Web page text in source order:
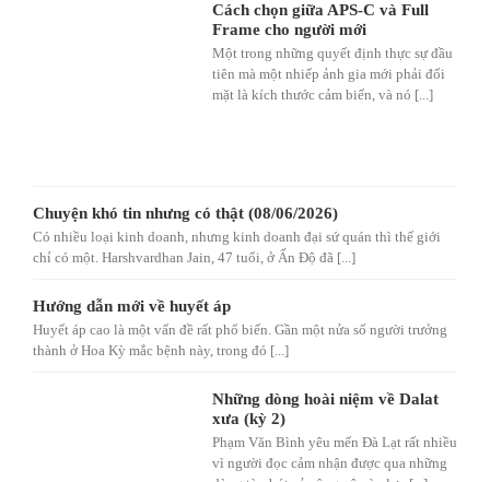
Cách chọn giữa APS-C và Full
Frame cho người mới
Một trong những quyết định thực sự đầu
tiên mà một nhiếp ảnh gia mới phải đối
mặt là kích thước cảm biến, và nó [...]
Chuyện khó tin nhưng có thật (08/06/2026)
Có nhiều loại kinh doanh, nhưng kinh doanh đại sứ quán thì thế giới
chỉ có một. Harshvardhan Jain, 47 tuổi, ở Ấn Độ đã [...]
Hướng dẫn mới về huyết áp
Huyết áp cao là một vấn đề rất phổ biến. Gần một nửa số người trưởng
thành ở Hoa Kỳ mắc bệnh này, trong đó [...]
Những dòng hoài niệm về Dalat
xưa (kỳ 2)
Phạm Văn Bình yêu mến Đà Lạt rất nhiều
vì người đọc cảm nhận được qua những